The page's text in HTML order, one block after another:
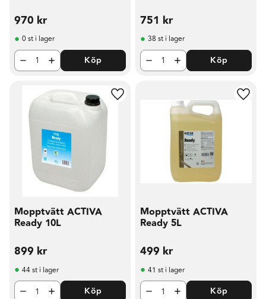
970 kr
0 st i lager
Köp
751 kr
38 st i lager
Köp
Mopptvätt ACTIVA
Ready 10L
899 kr
Lägg till i favoriter
44 st i lager
Köp
Mopptvätt ACTIVA
Ready 5L
499 kr
41 st i lager
Köp